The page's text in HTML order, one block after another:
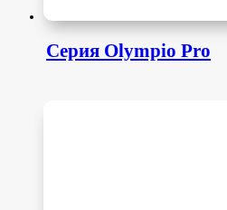
Серия Olympio Pro